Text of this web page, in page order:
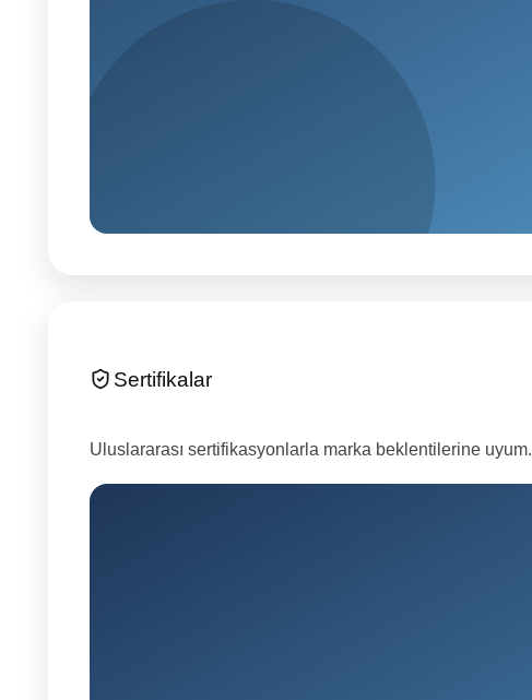
Sertifikalar
Uluslararası sertifikasyonlarla marka beklentilerine uyum.